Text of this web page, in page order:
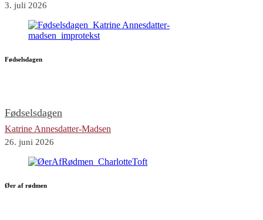
3. juli 2026
Fødselsdagen
Fødselsdagen
Katrine Annesdatter-Madsen
26. juni 2026
Øer af rødmen